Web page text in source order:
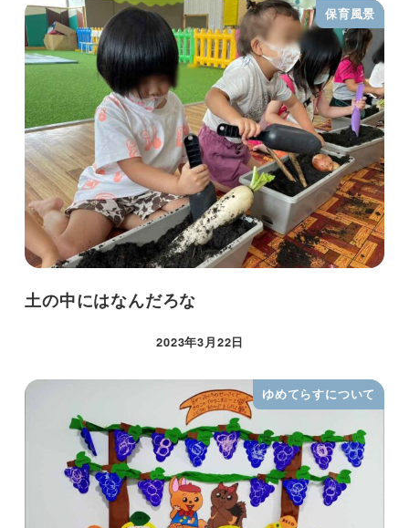
保育風景
土の中にはなんだろな
2023年3月22日
ゆめてらすについて